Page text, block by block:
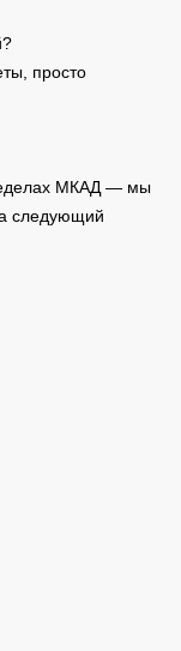
просто
МКАД — мы
следующий